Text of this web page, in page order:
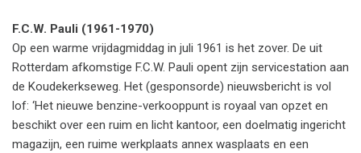
F.C.W. Pauli (1961-1970)
Op een warme vrijdagmiddag in juli 1961 is het zover. De uit
Rotterdam afkomstige F.C.W. Pauli opent zijn servicestation aan
de Koudekerkseweg. Het (gesponsorde) nieuwsbericht is vol
lof: ‘Het nieuwe benzine-verkooppunt is royaal van opzet en
beschikt over een ruim en licht kantoor, een doelmatig ingericht
magazijn, een ruime werkplaats annex wasplaats en een